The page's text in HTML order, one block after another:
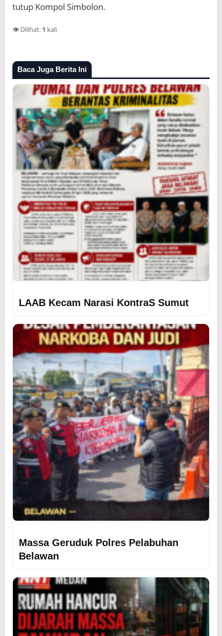
tutup Kompol Simbolon.
👁️ Dilihat: 1 kali
Baca Juga Berita Ini
LAAB Kecam Narasi KontraS Sumut
Massa Geruduk Polres Pelabuhan
Belawan